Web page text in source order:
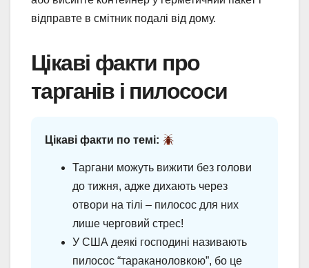
відправте в смітник подалі від дому.
Цікаві факти про
тарганів і пилососи
Цікаві факти по темі:
Таргани можуть вижити без голови
до тижня, адже дихають через
отвори на тілі – пилосос для них
лише черговий стрес!
У США деякі господині називають
пилосос “тараканоловкою”, бо це